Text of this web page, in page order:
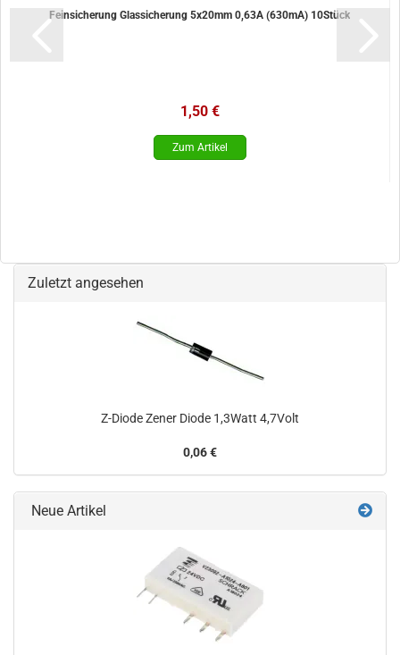
Feinsicherung Glassicherung 5x20mm 0,63A (630mA) 10Stück
1,50 €
Zuletzt angesehen
Z-Diode Zener Diode 1,3Watt 4,7Volt
0,06 €
Neue Artikel